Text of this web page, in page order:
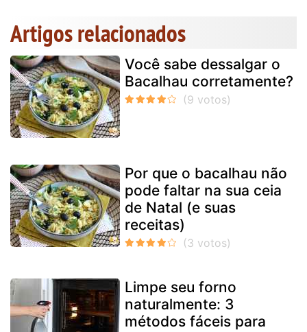
Artigos relacionados
Você sabe dessalgar o
Bacalhau corretamente?
Por que o bacalhau não
pode faltar na sua ceia
de Natal (e suas
receitas)
Limpe seu forno
naturalmente: 3
métodos fáceis para